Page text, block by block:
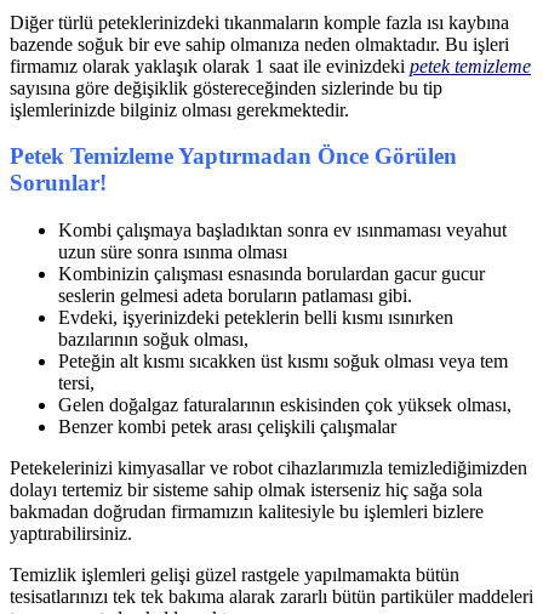
Diğer türlü peteklerinizdeki tıkanmaların komple fazla ısı kaybına
bazende soğuk bir eve sahip olmanıza neden olmaktadır. Bu işleri
firmamız olarak yaklaşık olarak 1 saat ile evinizdeki petek temizleme
sayısına göre değişiklik göstereceğinden sizlerinde bu tip
işlemlerinizde bilginiz olması gerekmektedir.
Petek Temizleme Yaptırmadan Önce Görülen
Sorunlar!
Kombi çalışmaya başladıktan sonra ev ısınmaması veyahut
uzun süre sonra ısınma olması
Kombinizin çalışması esnasında borulardan gacur gucur
seslerin gelmesi adeta boruların patlaması gibi.
Evdeki, işyerinizdeki peteklerin belli kısmı ısınırken
bazılarının soğuk olması,
Peteğin alt kısmı sıcakken üst kısmı soğuk olması veya tem
tersi,
Gelen doğalgaz faturalarının eskisinden çok yüksek olması,
Benzer kombi petek arası çelişkili çalışmalar
Petekelerinizi kimyasallar ve robot cihazlarımızla temizlediğimizden
dolayı tertemiz bir sisteme sahip olmak isterseniz hiç sağa sola
bakmadan doğrudan firmamızın kalitesiyle bu işlemleri bizlere
yaptırabilirsiniz.
Temizlik işlemleri gelişi güzel rastgele yapılmamakta bütün
tesisatlarınızı tek tek bakıma alarak zararlı bütün partiküler maddeleri